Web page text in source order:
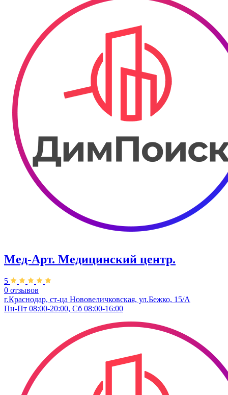
Мед-Арт. Медицинский центр.
5
0 отзывов
г.Краснодар, ст-ца Нововеличковская, ул.Бежко, 15/А
Пн-Пт 08:00-20:00, Сб 08:00-16:00